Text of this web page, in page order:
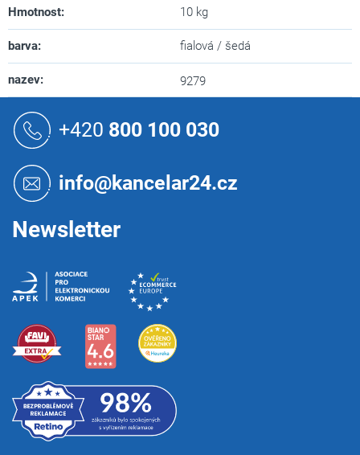
Hmotnost: 10 kg
barva: fialová / šedá
nazev: 9279
+420 800 100 030
info@kancelar24.cz
Newsletter